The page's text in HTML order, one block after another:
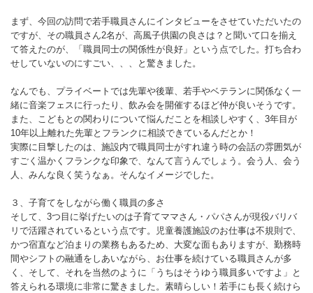
まず、今回の訪問で若手職員さんにインタビューをさせていただいたの
ですが、その職員さん2名が、高風子供園の良さは？と聞いて口を揃え
て答えたのが、「職員同士の関係性が良好」という点でした。打ち合わ
せしていないのにすごい、、、と驚きました。
なんでも、プライベートでは先輩や後輩、若手やベテランに関係なく一
緒に音楽フェスに行ったり、飲み会を開催するほど仲が良いそうです。
また、こどもとの関わりについて悩んだことを相談しやすく、3年目が
10年以上離れた先輩とフランクに相談できているんだとか！
実際に目撃したのは、施設内で職員同士がすれ違う時の会話の雰囲気が
すごく温かくフランクな印象で、なんて言うんでしょう。会う人、会う
人、みんな良く笑うなぁ。そんなイメージでした。
３、子育てをしながら働く職員の多さ
そして、3つ目に挙げたいのは子育てママさん・パパさんが現役バリバ
リで活躍されているという点です。児童養護施設のお仕事は不規則で、
かつ宿直など泊まりの業務もあるため、大変な面もありますが、勤務時
間やシフトの融通をしあいながら、お仕事を続けている職員さんが多
く、そして、それを当然のように「うちはそうゆう職員多いですよ」と
答えられる環境に非常に驚きました。素晴らしい！若手にも長く続けら